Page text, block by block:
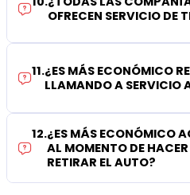
OFRECEN SERVICIO DE
11.¿ES MÁS ECONÓMICO
LLAMANDO A SERVICIO
12.¿ES MÁS ECONÓMICO
AL MOMENTO DE
RETIRAR EL AUTO?